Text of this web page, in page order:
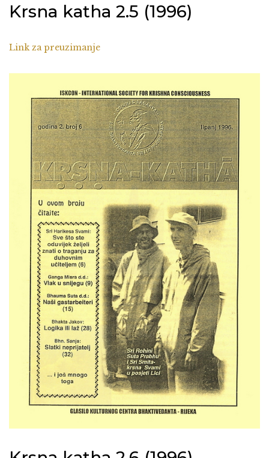
Krsna katha 2.5 (1996)
Link za preuzimanje